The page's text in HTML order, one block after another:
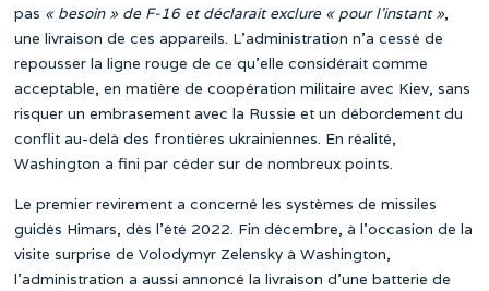
pas « besoin » de F-16 et déclarait exclure « pour l’instant »,
une livraison de ces appareils. L’administration n’a cessé de
repousser la ligne rouge de ce qu’elle considérait comme
acceptable, en matière de coopération militaire avec Kiev, sans
risquer un embrasement avec la Russie et un débordement du
conflit au-delà des frontières ukrainiennes. En réalité,
Washington a fini par céder sur de nombreux points.
Le premier revirement a concerné les systèmes de missiles
guidés Himars, dès l’été 2022. Fin décembre, à l’occasion de la
visite surprise de Volodymyr Zelensky à Washington,
l’administration a aussi annoncé la livraison d’une batterie de